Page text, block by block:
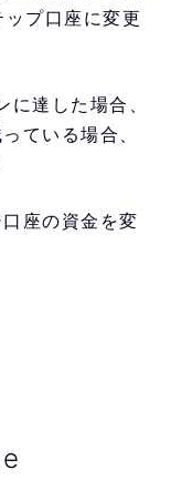
プ口座に変更
達した場合、
ている場合、
座の資金を変